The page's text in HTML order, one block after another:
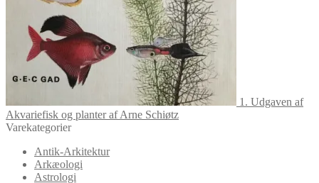
1. Udgaven af
Akvariefisk og planter af Arne Schiøtz
Varekategorier
Antik-Arkitektur
Arkæologi
Astrologi